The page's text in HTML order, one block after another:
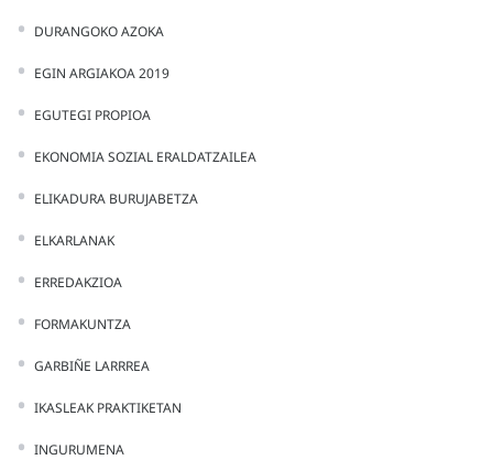
DURANGOKO AZOKA
EGIN ARGIAKOA 2019
EGUTEGI PROPIOA
EKONOMIA SOZIAL ERALDATZAILEA
ELIKADURA BURUJABETZA
ELKARLANAK
ERREDAKZIOA
FORMAKUNTZA
GARBIÑE LARRREA
IKASLEAK PRAKTIKETAN
INGURUMENA